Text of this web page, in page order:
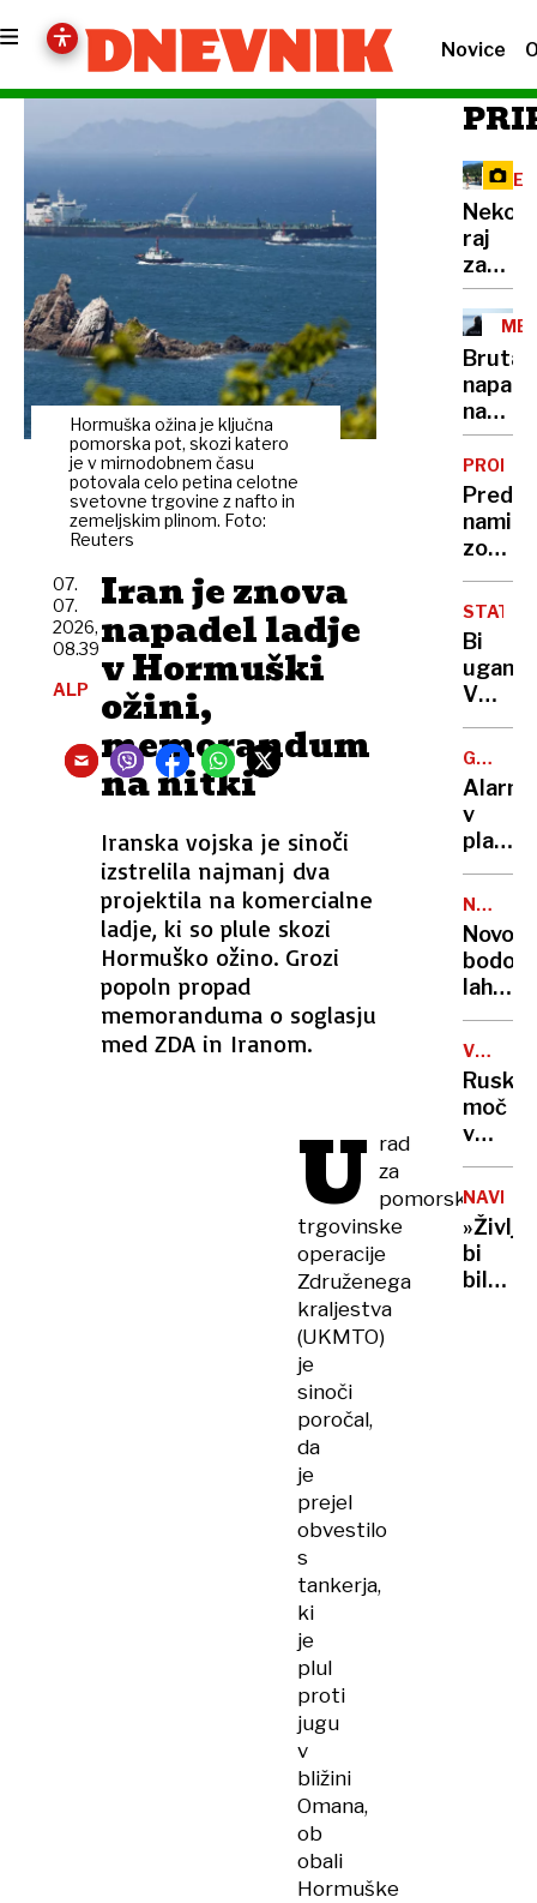
Novice
Hormuška ožina je ključna
pomorska pot, skozi katero
je v mirnodobnem času
potovala celo petina celotne
svetovne trgovine z nafto in
zemeljskim plinom. Foto:
Reuters
Iran je znova
napadel ladje
v Hormuški
ožini,
memorandum
na nitki
Iranska vojska je sinoči
izstrelila najmanj dva
projektila na komercialne
ladje, ki so plule skozi
Hormuško ožino. Grozi
popoln propad
memoranduma o soglasju
med ZDA in Iranom.
07.
07.
2026,
08.39
ALP
U rad
za
pomorske
trgovinske
operacije
Združenega
kraljestva
(UKMTO)
je
sinoči
poročal,
da
je
prejel
obvestilo
s
tankerja,
ki
je
plul
proti
jugu
v
bližini
Omana,
ob
obali
Hormuške
Nekoč
raj
za
danes
na
Vršič
leze
vsak,
ozadje
za
selfi
napad
na
policija
doslej
prijela
dva
še
iščejo
Pred
nami
zopet
zelo
konec
tedna
Bi
V
še
danes
živi
več
in ja,
tudi
nekaj
GORSKI
Alarm
v
kočah:
»Če
bo
šlo
tako
naprej,
bo
vode
bodo
lahko
že v
VOJNA
V
Ruska
moč
v
Tihem
vajo
bi
bilo